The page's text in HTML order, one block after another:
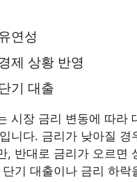
연성
제 상황 반영
단기 대출
시장 금리 변동에 따라
니다. 금리가 낮아질 경
, 반대로 금리가 오르면
기 대출이나 금리 하락